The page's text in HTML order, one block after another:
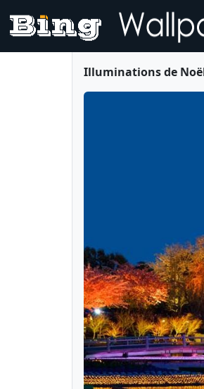
Illuminations de